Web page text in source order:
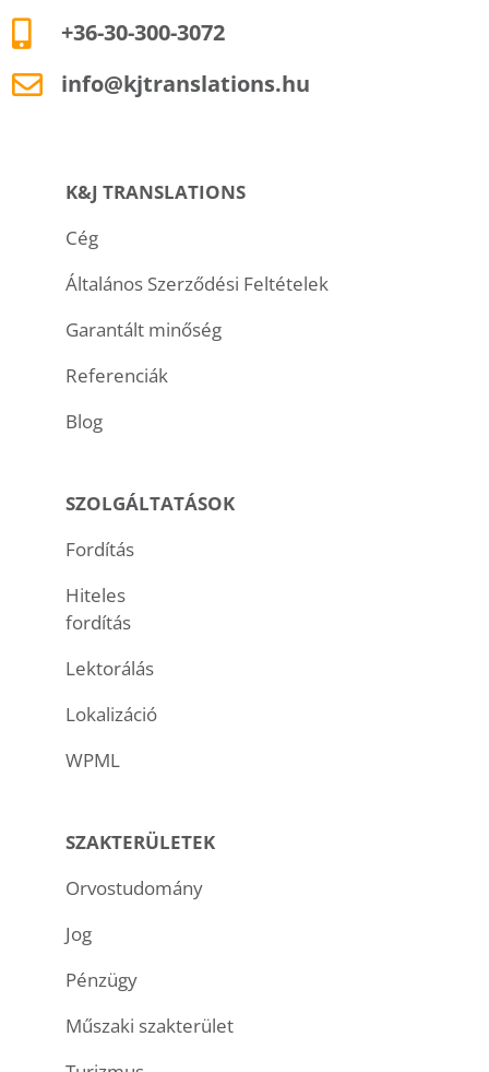
+36-30-300-3072
info@kjtranslations.hu
K&J TRANSLATIONS
Cég
Általános Szerződési Feltételek
Garantált minőség
Referenciák
Blog
SZOLGÁLTATÁSOK
Fordítás
Hiteles
fordítás
Lektorálás
Lokalizáció
WPML
SZAKTERÜLETEK
Orvostudomány
Jog
Pénzügy
Műszaki szakterület